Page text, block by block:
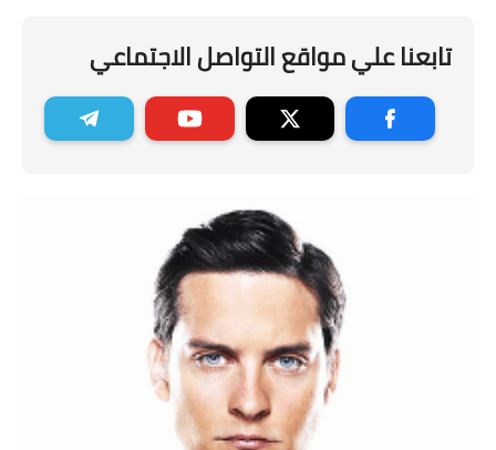
تابعنا علي مواقع التواصل الاجتماعي